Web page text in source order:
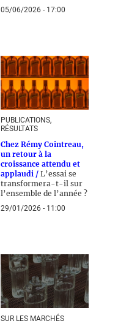
05/06/2026 - 17:00
PUBLICATIONS,
RÉSULTATS
Chez Rémy Cointreau,
un retour à la
croissance attendu et
applaudi / L’essai se
transformera-t-il sur
l’ensemble de l’année ?
29/01/2026 - 11:00
SUR LES MARCHÉS